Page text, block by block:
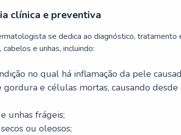
clínica e preventiva
se dedica ao diagnóstico, tratamento
e unhas, incluindo:
no qual há inflamação da pele
e células mortas, causando desde
unhas frágeis;
ou oleosos;